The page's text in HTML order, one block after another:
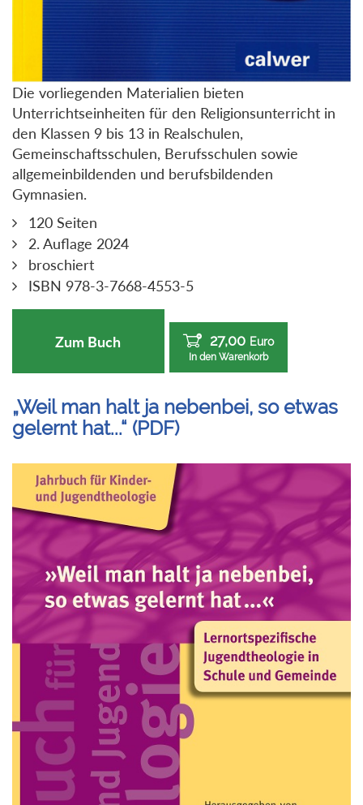
Die vorliegenden Materialien bieten
Unterrichtseinheiten für den Religionsunterricht in
den Klassen 9 bis 13 in Realschulen,
Gemeinschaftsschulen, Berufsschulen sowie
allgemeinbildenden und berufsbildenden
Gymnasien.
120 Seiten
2. Auflage 2024
broschiert
ISBN 978-3-7668-4553-5
Zum Buch 27,00 Euro
In den Warenkorb
„Weil man halt ja nebenbei, so etwas
gelernt hat...“ (PDF)